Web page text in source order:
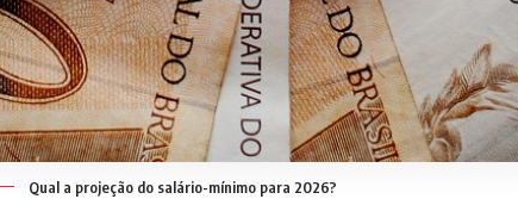
Qual a projeção do salário-mínimo para 2026?